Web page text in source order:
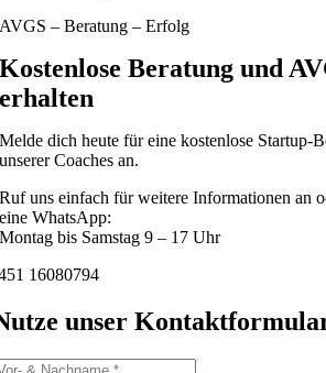
AVGS – Beratung – Erfolg
Kostenlose Beratung und
erhalten
Melde dich heute für eine kostenlose Startup-
unserer Coaches an.
Ruf uns einfach für weitere Informationen an
eine WhatsApp:
Montag bis Samstag 9 – 17 Uhr
16080794
unser